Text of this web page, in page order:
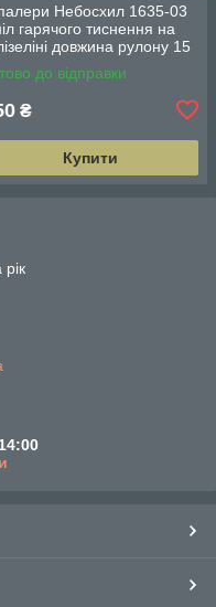
Небосхил 1635-03
гарячого тиснення на
довжина рулону 15
1.06 м = 5 смуг по
кожнадо відправки
₴
Купити